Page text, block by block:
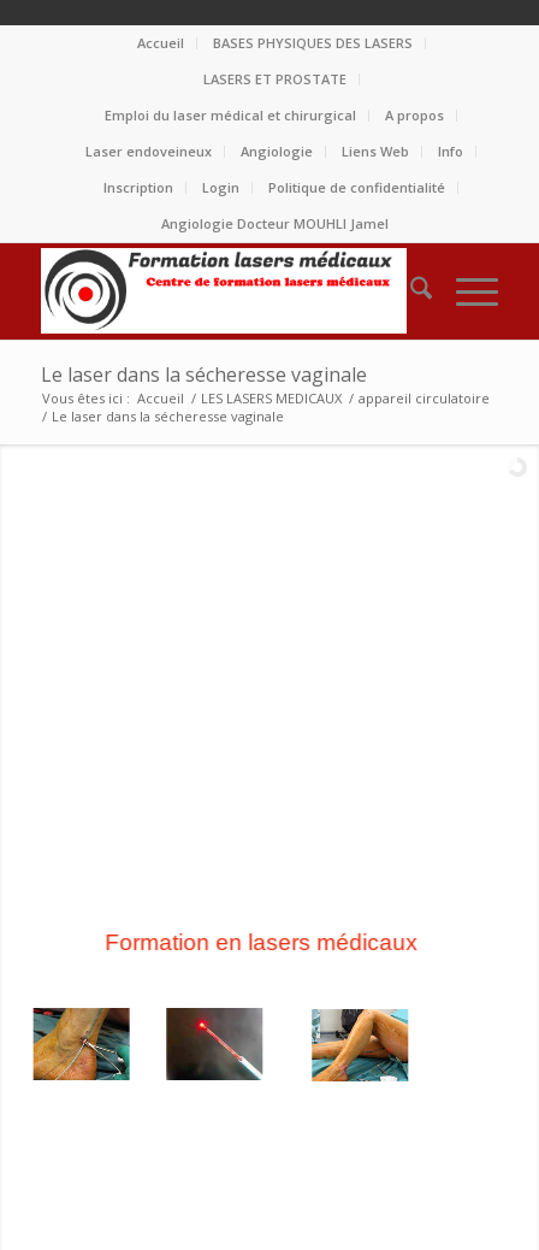
Accueil
BASES PHYSIQUES DES LASERS
LASERS ET PROSTATE
Emploi du laser médical et chirurgical
A propos
Laser endoveineux
Angiologie Liens Web
Info
Inscription
Login
Politique de confidentialité
Angiologie Docteur MOUHLI Jamel
Le laser dans la sécheresse vaginale
Vous êtes ici : Accueil / LES LASERS MEDICAUX / appareil circulatoire
/ Le laser dans la sécheresse vaginale